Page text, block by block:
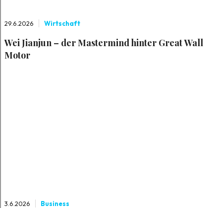
29.6.2026 Wirtschaft
Wei Jianjun – der Mastermind hinter Great Wall
Motor
3.6.2026 Business